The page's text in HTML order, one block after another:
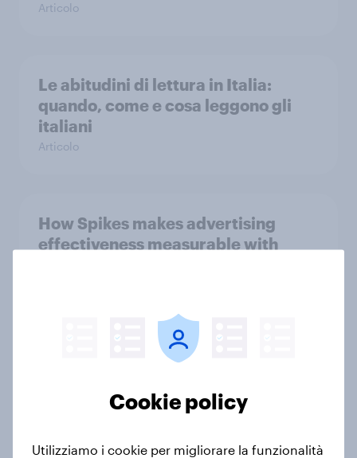
Articolo
Le abitudini di lettura in Italia:
quando, come e cosa leggono gli
italiani
Articolo
How Spikes makes advertising
effectiveness measurable with
Tigotà: retail Brand Mover di marzo
Cookie policy
Utilizziamo i cookie per migliorare la funzionalità